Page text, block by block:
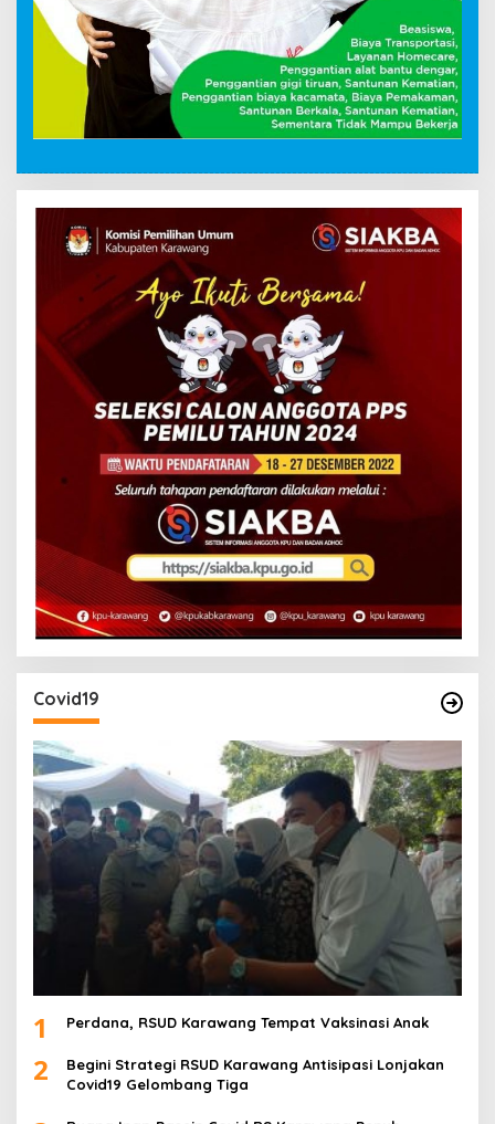
Covid19
1 Perdana, RSUD Karawang Tempat Vaksinasi Anak
2
Begini Strategi RSUD Karawang Antisipasi Lonjakan
Covid19 Gelombang Tiga